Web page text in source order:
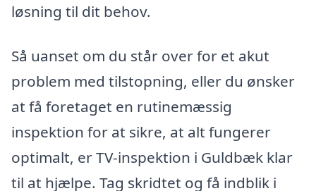
løsning til dit behov.
Så uanset om du står over for et akut
problem med tilstopning, eller du ønsker
at få foretaget en rutinemæssig
inspektion for at sikre, at alt fungerer
optimalt, er TV-inspektion i Guldbæk klar
til at hjælpe. Tag skridtet og få indblik i